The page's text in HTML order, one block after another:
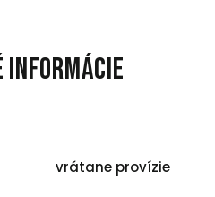
informácie
vrátane provízie